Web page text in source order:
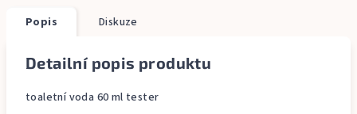
Popis Diskuze
Detailní popis produktu
toaletní voda 60 ml tester